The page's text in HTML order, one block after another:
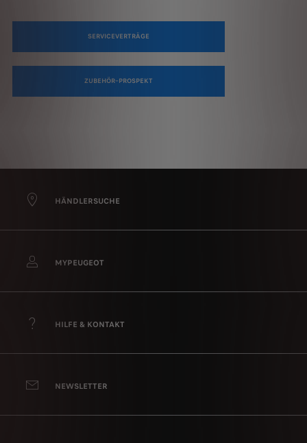
SERVICEVERTRÄGE
ZUBEHÖR–PROSPEKT
HÄNDLERSUCHE
MYPEUGEOT
HILFE & KONTAKT
NEWSLETTER